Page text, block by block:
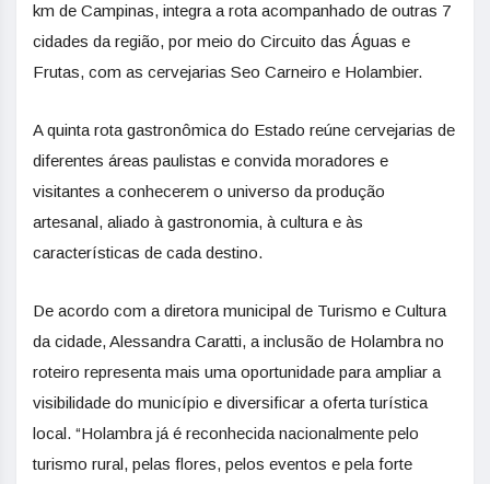
km de Campinas, integra a rota acompanhado de outras 7
cidades da região, por meio do Circuito das Águas e
Frutas, com as cervejarias Seo Carneiro e Holambier.
A quinta rota gastronômica do Estado reúne cervejarias de
diferentes áreas paulistas e convida moradores e
visitantes a conhecerem o universo da produção
artesanal, aliado à gastronomia, à cultura e às
características de cada destino.
De acordo com a diretora municipal de Turismo e Cultura
da cidade, Alessandra Caratti, a inclusão de Holambra no
roteiro representa mais uma oportunidade para ampliar a
visibilidade do município e diversificar a oferta turística
local. “Holambra já é reconhecida nacionalmente pelo
turismo rural, pelas flores, pelos eventos e pela forte